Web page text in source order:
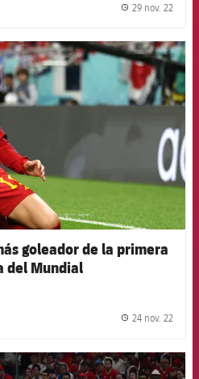
29 nov. 22
FCB Barcelona badge
goleador de la primera
del Mundial
24 nov. 22
FCB Barcelona badge